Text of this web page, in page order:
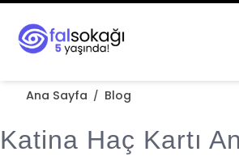
Ana Sayfa / Blog
Katina Haç Kartı